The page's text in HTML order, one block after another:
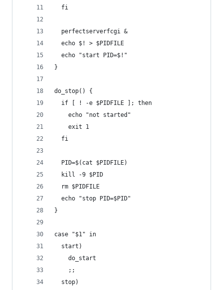
  fi
  perfectserverfcgi &
  echo $! > $PIDFILE
  echo "start PID=$!"
}
do_stop() {
  if [ ! -e $PIDFILE ]; then
    echo "not started"
    exit 1
  fi
  PID=$(cat $PIDFILE)
  kill -9 $PID
  rm $PIDFILE
  echo "stop PID=$PID"
}
case "$1" in
  start)
    do_start
    ;;
  stop)